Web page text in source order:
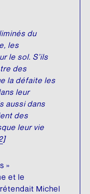
du
les
le sol. S’ils
des
la défaite les
leur
aussi dans
des
leur vie
]
»
et le
Michel